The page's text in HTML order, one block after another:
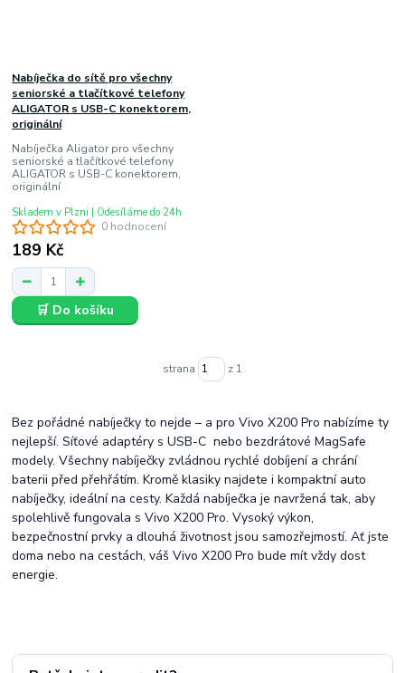
0 hodnocení
Nabíječka do sítě pro všechny
seniorské a tlačítkové telefony
ALIGATOR s USB-C konektorem,
originální
Nabíječka Aligator pro všechny
seniorské a tlačítkové telefony
ALIGATOR s USB-C konektorem,
originální
189 Kč
Skladem v Plzni | Odesíláme do 24h
🛒 Do košíku
strana z 1
Bez pořádné nabíječky to nejde – a pro Vivo X200 Pro nabízíme ty
nejlepší. Síťové adaptéry s USB-C nebo bezdrátové MagSafe
modely. Všechny nabíječky zvládnou rychlé dobíjení a chrání
baterii před přehřátím. Kromě klasiky najdete i kompaktní auto
nabíječky, ideální na cesty. Každá nabíječka je navržená tak, aby
spolehlivě fungovala s Vivo X200 Pro. Vysoký výkon,
bezpečnostní prvky a dlouhá životnost jsou samozřejmostí. Ať jste
doma nebo na cestách, váš Vivo X200 Pro bude mít vždy dost
energie.